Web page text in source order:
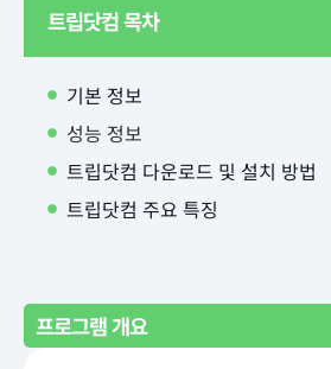
트립닷컴 목차
기본 정보
성능 정보
트립닷컴 다운로드 및 설치 방법
트립닷컴 주요 특징
프로그램 개요